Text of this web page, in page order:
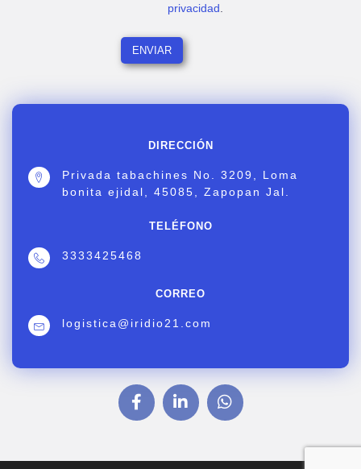
DIRECCIÓN
Privada tabachines No. 3209, Loma
bonita ejidal, 45085, Zapopan Jal.
TELÉFONO
3333425468
CORREO
logistica@iridio21.com
privacidad